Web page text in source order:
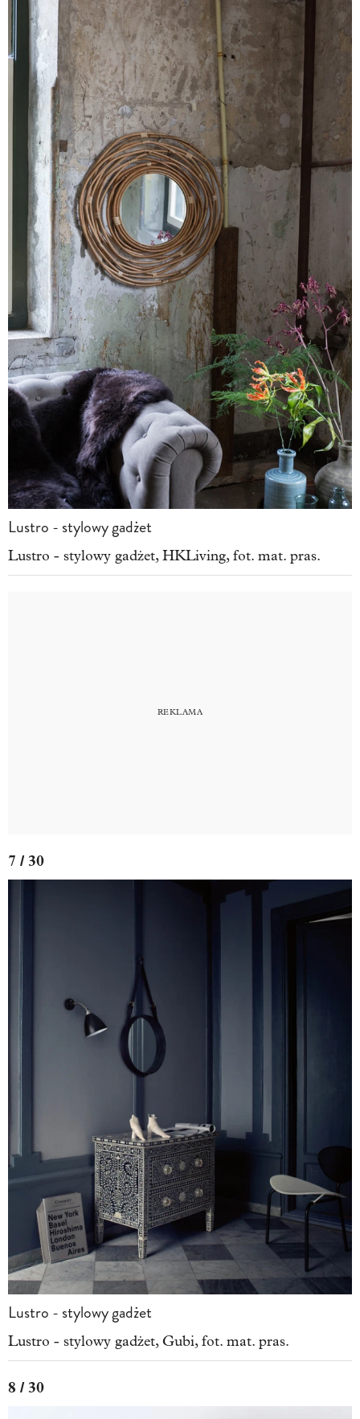
Lustro - stylowy gadżet
Lustro - stylowy gadżet, HKLiving, fot. mat. pras.
7 / 30
Lustro - stylowy gadżet
Lustro - stylowy gadżet, Gubi, fot. mat. pras.
8 / 30